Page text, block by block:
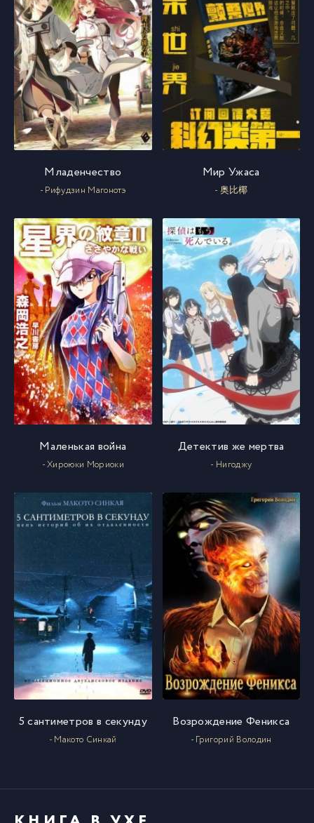
Младенчество
- Рифудзин Магонотэ
Мир Ужаса
- 奥比椰
Маленькая война
- Хироюки Мориоки
Детектив же мертва
- Нигоджу
5 сантиметров в секунду
- Макото Синкай
Возрождение Феникса
- Григорий Володин